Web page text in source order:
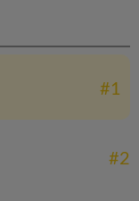
#1
#2